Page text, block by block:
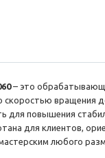
– это
вращения
для повышения
для клиентов,
любого